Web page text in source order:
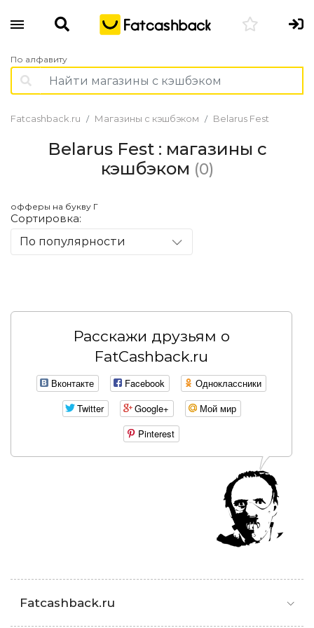
По алфавиту
Fatcashback.ru Магазины с кэшбэком Belarus Fest
Belarus Fest : магазины с
кэшбэком (0)
офферы на букву Г
Сортировка:
По популярности
Расскажи друзьям о
FatCashback.ru
Вконтакте Facebook
Одноклассники
Twitter
Google+
Мой мир
Pinterest
Fatcashback.ru